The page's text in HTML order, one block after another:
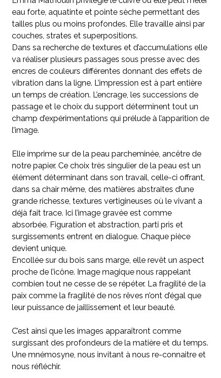
eau forte, aquatinte et pointe sèche permettant des
tailles plus ou moins profondes. Elle travaille ainsi par
couches, strates et superpositions.
Dans sa recherche de textures et d’accumulations elle
va réaliser plusieurs passages sous presse avec des
encres de couleurs différentes donnant des effets de
vibration dans la ligne. L’impression est à part entière
un temps de création. L’encrage, les successions de
passage et le choix du support déterminent tout un
champ d’expérimentations qui prélude à l’apparition de
l’image.
Elle imprime sur de la peau parcheminée, ancêtre de
notre papier. Ce choix très singulier de la peau est un
élément déterminant dans son travail, celle-ci offrant,
dans sa chair même, des matières abstraites d’une
grande richesse, textures vertigineuses où le vivant a
déjà fait trace. Ici l’image gravée est comme
absorbée. Figuration et abstraction, parti pris et
surgissements entrent en dialogue. Chaque pièce
devient unique.
Encollée sur du bois sans marge, elle revêt un aspect
proche de l’icône. Image magique nous rappelant
combien tout ne cesse de se répéter. La fragilité de la
paix comme la fragilité de nos rêves n’ont d’égal que
leur puissance de jaillissement et leur beauté.
C’est ainsi que les images apparaîtront comme
surgissant des profondeurs de la matière et du temps.
Une mnémosyne, nous invitant à nous re-connaitre et
nous réfléchir.